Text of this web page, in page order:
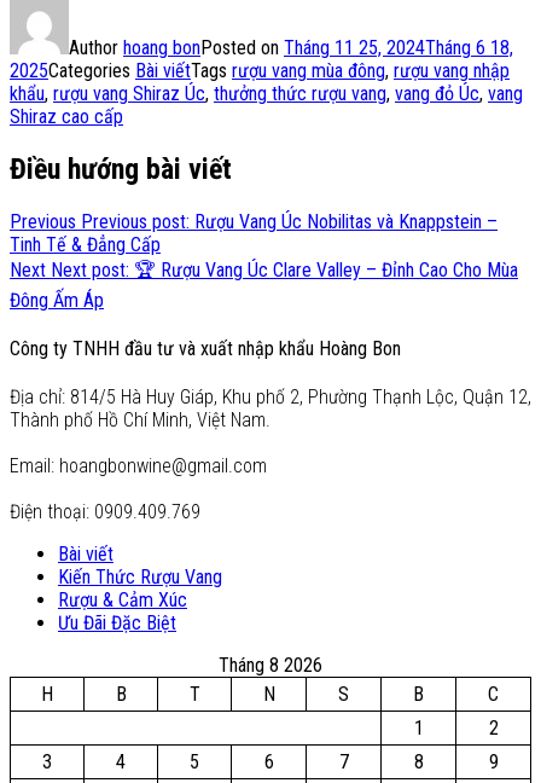
Author hoang bonPosted on Tháng 11 25, 2024Tháng 6 18,
2025Categories Bài viếtTags rượu vang mùa đông, rượu vang nhập
khẩu, rượu vang Shiraz Úc, thưởng thức rượu vang, vang đỏ Úc, vang
Shiraz cao cấp
Điều hướng bài viết
Previous Previous post: Rượu Vang Úc Nobilitas và Knappstein –
Tinh Tế & Đẳng Cấp
Next Next post: 🏆 Rượu Vang Úc Clare Valley – Đỉnh Cao Cho Mùa
Đông Ấm Áp
Công ty TNHH đầu tư và xuất nhập khẩu Hoàng Bon
Địa chỉ: 814/5 Hà Huy Giáp, Khu phố 2, Phường Thạnh Lộc, Quận 12,
Thành phố Hồ Chí Minh, Việt Nam.
Email: hoangbonwine@gmail.com
Điện thoại: 0909.409.769
Bài viết
Kiến Thức Rượu Vang
Rượu & Cảm Xúc
Ưu Đãi Đặc Biệt
Tháng 8 2026
H
B T N S B
C
1
2
3
4 5 6 7 8
9